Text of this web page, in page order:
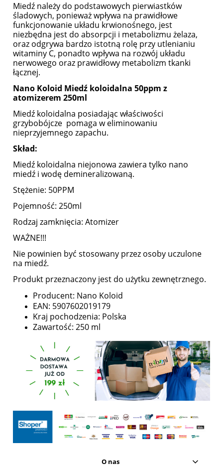
Miedź należy do podstawowych pierwiastków
śladowych, ponieważ wpływa na prawidłowe
funkcjonowanie układu krwionośnego, jest
niezbędna jest do absorpcji i metabolizmu żelaza,
oraz odgrywa bardzo istotną rolę przy utlenianiu
witaminy C, ponadto wpływa na rozwój układu
nerwowego oraz prawidłowy metabolizm tkanki
łącznej.
Nano Koloid Miedź koloidalna 50ppm z
atomizerem 250ml
Miedź koloidalna posiadając właściwości
grzybobójcze pomaga w eliminowaniu
nieprzyjemnego zapachu.
Skład:
Miedź koloidalna niejonowa zawiera tylko nano
miedź i wodę demineralizowaną.
Stężenie: 50PPM
Pojemność: 250ml
Rodzaj zamknięcia: Atomizer
WAŻNE!!!
Nie powinien być stosowany przez osoby uczulone
na miedź.
Produkt przeznaczony jest do użytku zewnętrznego.
Producent: Nano Koloid
EAN: 5907602019179
Kraj pochodzenia: Polska
Zawartość: 250 ml
O nas